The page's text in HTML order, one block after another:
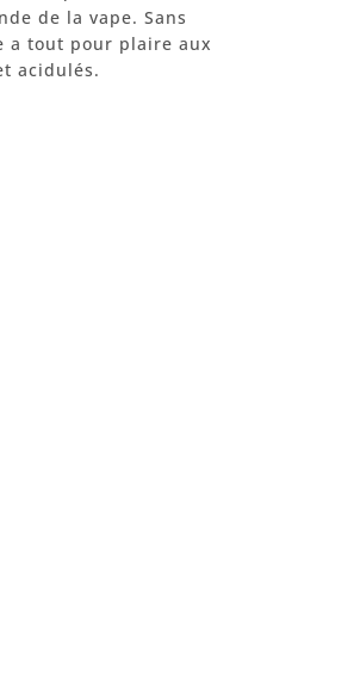
de la vape. Sans
a tout pour plaire aux
acidulés.